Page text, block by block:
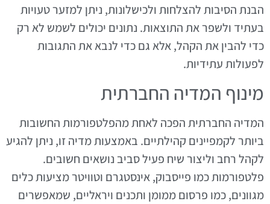
הבנת הסיבות להצלחות ולכישלונות, ניתן למזער טעויות
בעתיד ולשפר את התוצאות. נתונים יכולים לשמש לא רק
כדי להבין את הקהל, אלא גם כדי לנבא את התגובות
לפעולות עתידיות.
מינוף המדיה החברתית
המדיה החברתית הפכה לאחת מהפלטפורמות החשובות
ביותר לקמפיינים קהילתיים. באמצעות מדיה זו, ניתן להגיע
לקהל רחב וליצור שיח פעיל סביב נושאים חשובים.
פלטפורמות כמו פייסבוק, אינסטגרם וטוויטר מציעות כלים
מגוונים, כמו פרסום ממומן ותכנים ויראליים, שמאפשרים